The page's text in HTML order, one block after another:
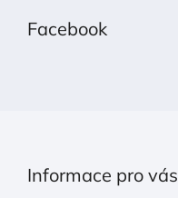
Facebook
Informace pro vás